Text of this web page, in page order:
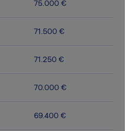
75.000 €
71.500 €
71.250 €
70.000 €
69.400 €